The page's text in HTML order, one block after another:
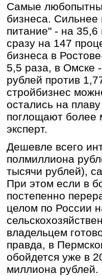
Самые
бизнеса. Сильнее
питание" - на
сразу на 147
бизнеса в
5,5 раза, в Омске
рублей против
стройбизнес
остались на
поглощают более
эксперт.
Дешевле всего
полмиллиона
тысячи рублей),
При этом если в
постепенно
целом по России
владельцем
правда, в
обойдется уже в
миллиона рублей.